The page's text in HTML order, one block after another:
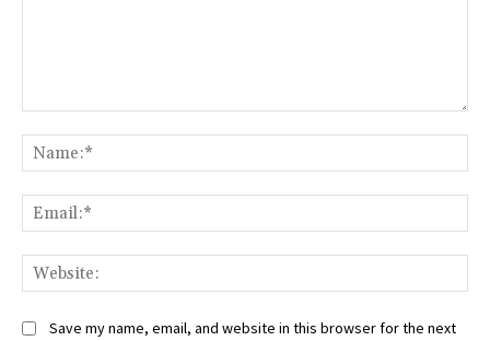
Save my name, email, and website in this browser for the next